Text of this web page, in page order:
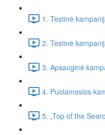
1. Testinė
2. Testinė
3. Apsauginė
4. Puolamosios
5. „Top of the